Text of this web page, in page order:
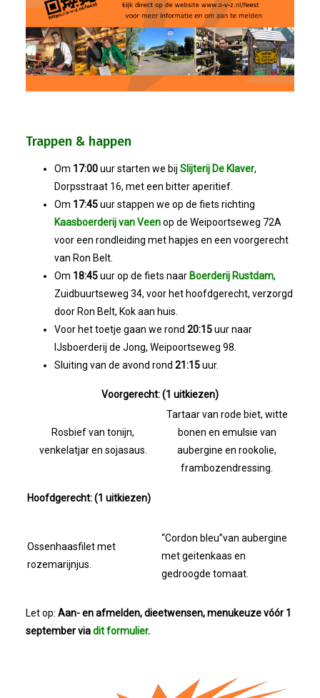
2025-01-02 Van De Voorzitter
Bezoek Aan Swetterhage
Winkeltijden Verruimd
Ontbijt Bij De Buren In Leiderdorp!
Geslaagde Ledendag!
2024-05-15 Bestuursvergadering
Verslag Van ALV 2024
Nieuwjaarsreceptie In Sfeer
Prachtige (leden-)dag 2023
Mooi Bezoek Aan Mulder Shipyard
2023-05-31: Digitaliserings-Vouchers
Notulen ALV 2023
Na 13 Jaar: Hugo Choufour Stopt Als
Eerste Zoeterwoudse
ALV 2022 - Notulen
Trappen & happen
Om 17:00uur starten we bij Slijterij De Klaver,
Dorpsstraat 16, met een bitter aperitief.
Om 17:45uur stappen we op de fiets richting
Kaasboerderij van Veenop de Weipoortseweg 72A
voor een rondleiding met hapjes en een voorgerecht
van Ron Belt.
Om 18:45uur op de fiets naar Boerderij Rustdam,
Zuidbuurtseweg 34, voor het hoofdgerecht, verzorgd
door Ron Belt, Kok aan huis.
Voor het toetje gaan we rond 20:15uur naar
IJsboerderij de Jong, Weipoortseweg 98.
Sluiting van de avond rond 21:15uur.
Voorgerecht: (1 uitkiezen)
Rosbief van tonijn,
venkelatjar en sojasaus.
Tartaar van rode biet, witte
bonen en emulsie van
aubergine en rookolie,
frambozendressing.
Hoofdgerecht: (1 uitkiezen)
Ossenhaasfilet met
rozemarijnjus.
“Cordon bleu”van aubergine
met geitenkaas en
gedroogde tomaat.
Let op: Aan- en afmelden, dieetwensen, menukeuze vóór 1
september viadit formulier.